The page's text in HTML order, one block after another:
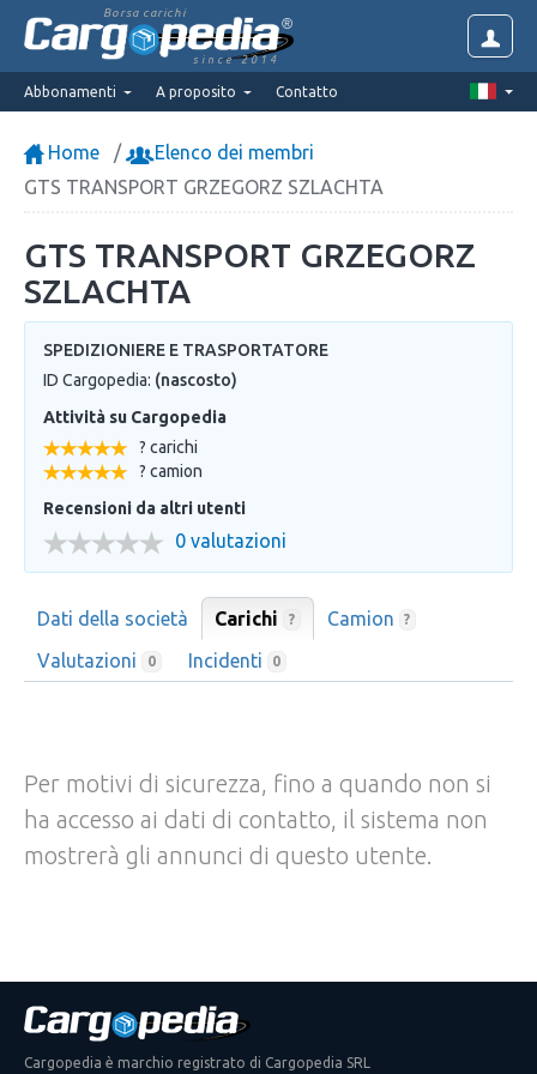
Borsa carichi
since 2014
Abbonamenti A proposito Contatto
Home
Elenco dei membri
GTS TRANSPORT GRZEGORZ SZLACHTA
GTS TRANSPORT GRZEGORZ
SZLACHTA
SPEDIZIONIERE E TRASPORTATORE
ID Cargopedia: (nascosto)
Attività su Cargopedia
? carichi
? camion
Recensioni da altri utenti
0 valutazioni
Dati della società Carichi ? Camion ?
Valutazioni 0 Incidenti 0
Per motivi di sicurezza, fino a quando non si
ha accesso ai dati di contatto, il sistema non
mostrerà gli annunci di questo utente.
Cargopedia è marchio registrato di Cargopedia SRL